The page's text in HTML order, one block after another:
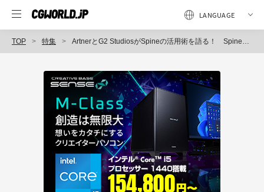
TOP 特集 ArtnerとG2 StudiosがSpineの活用術を語る！ Spineアニメーター向けイベント「Spiners MeetUp vol.1」レポート